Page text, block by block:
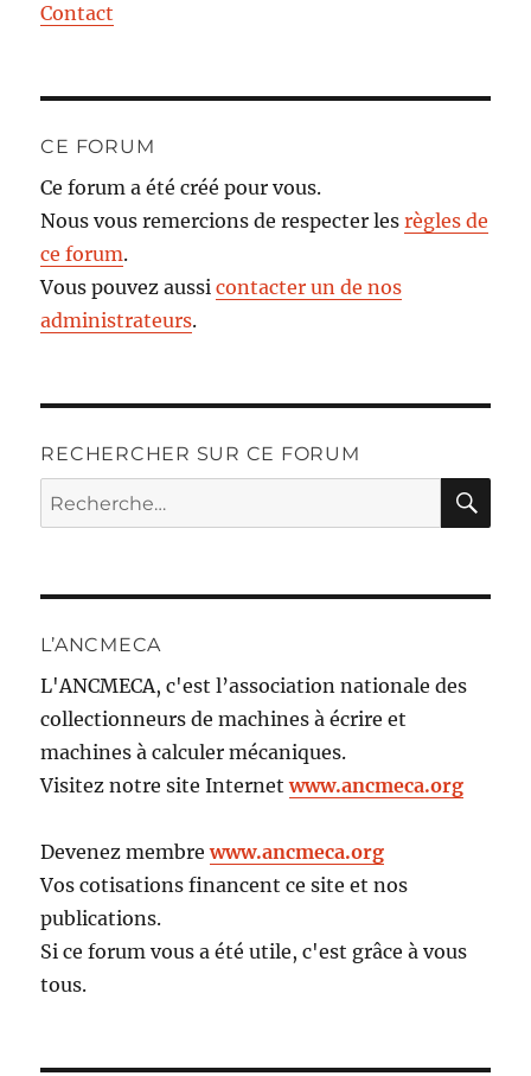
Contact
CE FORUM
Ce forum a été créé pour vous.
Nous vous remercions de respecter lesrègles de
ce forum.
Vous pouvez aussicontacter un de nos
administrateurs.
RECHERCHER SUR CE FORUM
Recherche
pour :
L’ANCMECA
L'ANCMECA, c'est l’association nationale des
collectionneurs de machines à écrire et
machines à calculer mécaniques.
Visitez notre site Internetwww.ancmeca.org
Devenez membrewww.ancmeca.org
Vos cotisations financent ce site et nos
publications.
Si ce forum vous a été utile, c'est grâce à vous
tous.